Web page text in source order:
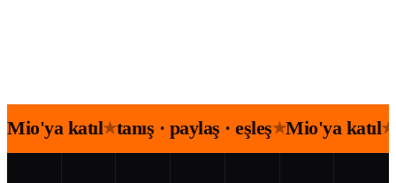
Mio'ya katıl★tanış · paylaş · eşleş★Mio'ya katıl★